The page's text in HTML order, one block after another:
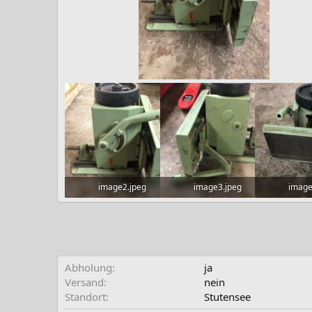
image2.jpeg
image3.jpeg
Abholung
ja
Versand
nein
Standort
Stutensee